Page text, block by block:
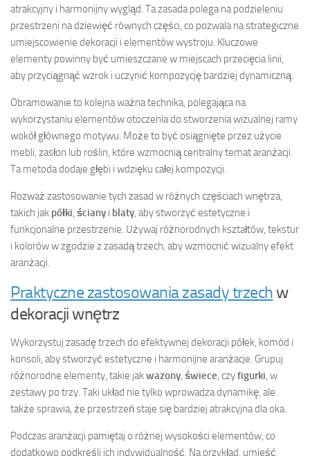
atrakcyjny i harmonijny wygląd. Ta zasada polega na podzieleniu
przestrzeni na dziewięć równych części, co pozwala na strategiczne
umiejscowienie dekoracji i elementów wystroju. Kluczowe
elementy powinny być umieszczane w miejscach przecięcia linii,
aby przyciągnąć wzrok i uczynić kompozycję bardziej dynamiczną.
Obramowanie to kolejna ważna technika, polegająca na
wykorzystaniu elementów otoczenia do stworzenia wizualnej ramy
wokół głównego motywu. Może to być osiągnięte przez użycie
mebli, zasłon lub roślin, które wzmocnią centralny temat aranżacji.
Ta metoda dodaje głębi i wdzięku całej kompozycji.
Rozważ zastosowanie tych zasad w różnych częściach wnętrza,
takich jak półki, ściany i blaty, aby stworzyć estetyczne i
funkcjonalne przestrzenie. Używaj różnorodnych kształtów, tekstur
i kolorów w zgodzie z zasadą trzech, aby wzmocnić wizualny efekt
aranżacji.
Praktyczne zastosowania zasady trzechw
dekoracji wnętrz
Wykorzystuj zasadę trzech do efektywnej dekoracji półek, komód i
konsoli, aby stworzyć estetyczne i harmonijne aranżacje. Grupuj
różnorodne elementy, takie jakwazony, świece, czyfigurki, w
zestawy po trzy. Taki układ nie tylko wprowadza dynamikę, ale
także sprawia, że przestrzeń staje się bardziej atrakcyjna dla oka.
Podczas aranżacji pamiętaj o różnej wysokości elementów, co
dodatkowo podkreśli ich indywidualność. Na przykład, umieść